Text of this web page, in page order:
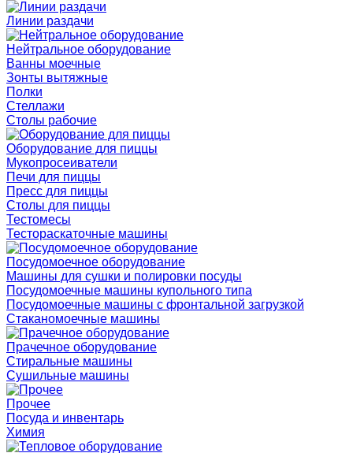
Линии раздачи
Нейтральное оборудование
Ванны моечные
Зонты вытяжные
Полки
Стеллажи
Столы рабочие
Оборудование для пиццы
Мукопросеиватели
Печи для пиццы
Пресс для пиццы
Столы для пиццы
Тестомесы
Тестораскаточные машины
Посудомоечное оборудование
Машины для сушки и полировки посуды
Посудомоечные машины купольного типа
Посудомоечные машины с фронтальной загрузкой
Стаканомоечные машины
Прачечное оборудование
Стиральные машины
Сушильные машины
Прочее
Посуда и инвентарь
Химия